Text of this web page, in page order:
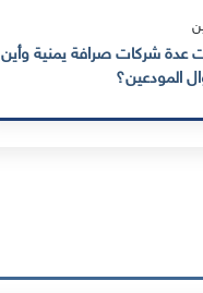
عدة شركات صرافة يمنية وأين
المودعين؟